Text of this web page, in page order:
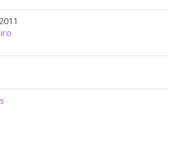
er
st